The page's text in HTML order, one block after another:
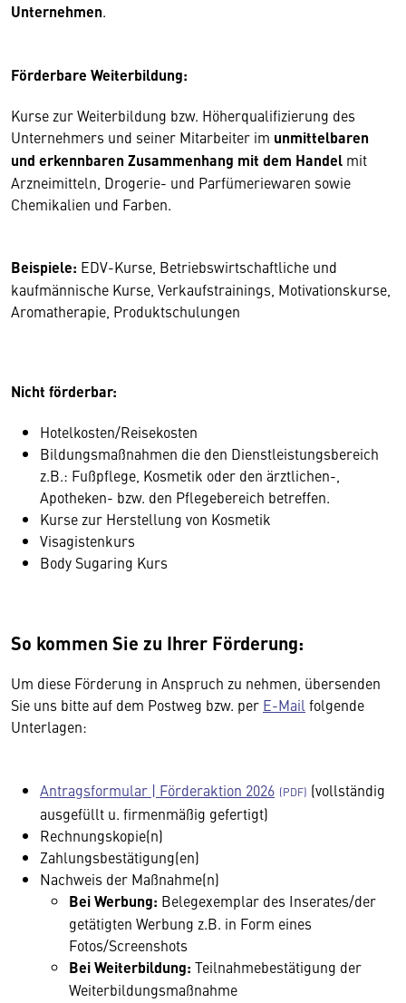
Unternehmen.
Förderbare Weiterbildung:
Kurse zur Weiterbildung bzw. Höherqualifizierung des
Unternehmers und seiner Mitarbeiter im unmittelbaren
und erkennbaren Zusammenhang mit dem Handel mit
Arzneimitteln, Drogerie- und Parfümeriewaren sowie
Chemikalien und Farben.
Beispiele: EDV-Kurse, Betriebswirtschaftliche und
kaufmännische Kurse, Verkaufstrainings, Motivationskurse,
Aromatherapie, Produktschulungen
Nicht förderbar:
Hotelkosten/Reisekosten
Bildungsmaßnahmen die den Dienstleistungsbereich
z.B.: Fußpflege, Kosmetik oder den ärztlichen-,
Apotheken- bzw. den Pflegebereich betreffen.
Kurse zur Herstellung von Kosmetik
Visagistenkurs
Body Sugaring Kurs
So kommen Sie zu Ihrer Förderung:
Um diese Förderung in Anspruch zu nehmen, übersenden
Sie uns bitte auf dem Postweg bzw. per E-Mail folgende
Unterlagen:
Antragsformular | Förderaktion 2026
(vollständig
ausgefüllt u. firmenmäßig gefertigt)
Rechnungskopie(n)
Zahlungsbestätigung(en)
Nachweis der Maßnahme(n)
Bei Werbung: Belegexemplar des Inserates/der
getätigten Werbung z.B. in Form eines
Fotos/Screenshots
Bei Weiterbildung: Teilnahmebestätigung der
Weiterbildungsmaßnahme